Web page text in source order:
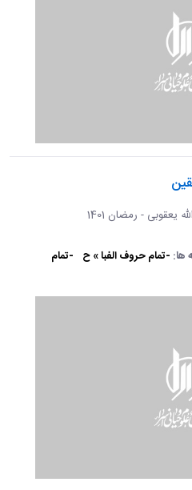
یعقوبی - رمضان 1401
ها: -تمام حروف الفبا » ح -تمام